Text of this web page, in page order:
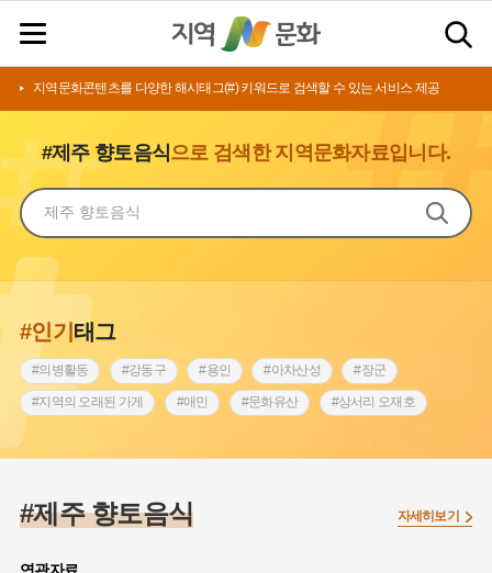
지역문화콘텐츠를 다양한 해시태그(#) 키워드로 검색할 수 있는 서비스 제공
#제주 향토음식으로 검색한 지역문화자료입니다.
#인기태그
#의병활동 #강동구 #용인 #아차산성 #장군
#지역의 오래된 가게 #애민 #문화유산 #상서리 오재호
#허준 #28독립선언 #지명유래
#여성독립운동가
#제주 향토음식 자세히보기